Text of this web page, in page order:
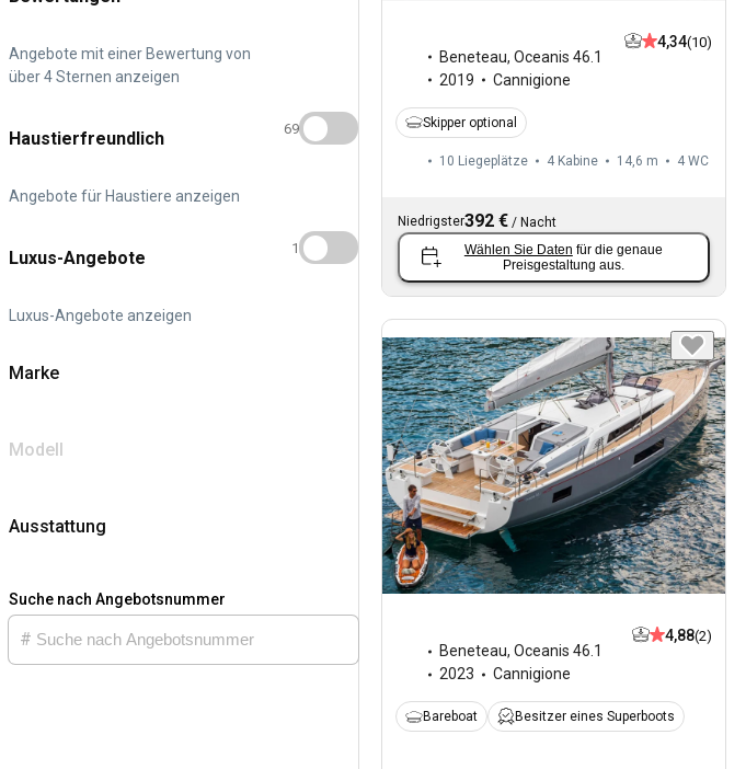
Angebote mit einer Bewertung von
über 4 Sternen anzeigen
Haustierfreundlich
Angebote für Haustiere anzeigen
69
Luxus-Angebote
Luxus-Angebote anzeigen
1
Marke
Modell
Ausstattung
Suche nach Angebotsnummer
Beneteau, Oceanis 46.1
2019
Cannigione
4,34(10)
Skipper optional
10 Liegeplätze 4 Kabine 14,6 m 4 WC
Niedrigster392 € / Nacht
Wählen Sie Daten für die genaue
Preisgestaltung aus.
Beneteau, Oceanis 46.1
2023
Cannigione
4,88(2)
Bareboat Besitzer eines Superboots